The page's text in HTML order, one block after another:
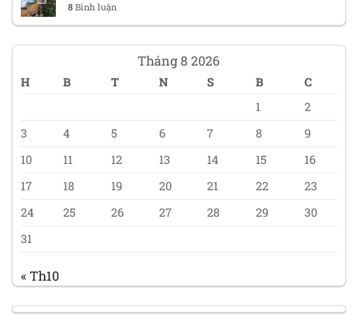
8Bình luận
Tháng 8 2026
H B T N S B
C
1
2
3
4 5 6 7 8
9
10
11 12 13 14 15
16
17
18 19 20 21 22
23
24
25 26 27 28 29
30
31
« Th10